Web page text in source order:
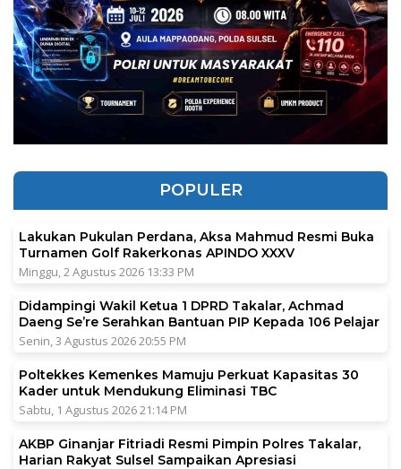
POPULER
Lakukan Pukulan Perdana, Aksa Mahmud Resmi Buka
Turnamen Golf Rakerkonas APINDO XXXV
Minggu, 2 Agustus 2026 13:33 PM
Didampingi Wakil Ketua 1 DPRD Takalar, Achmad
Daeng Se’re Serahkan Bantuan PIP Kepada 106 Pelajar
Senin, 3 Agustus 2026 20:55 PM
Poltekkes Kemenkes Mamuju Perkuat Kapasitas 30
Kader untuk Mendukung Eliminasi TBC
Sabtu, 1 Agustus 2026 21:14 PM
AKBP Ginanjar Fitriadi Resmi Pimpin Polres Takalar,
Harian Rakyat Sulsel Sampaikan Apresiasi